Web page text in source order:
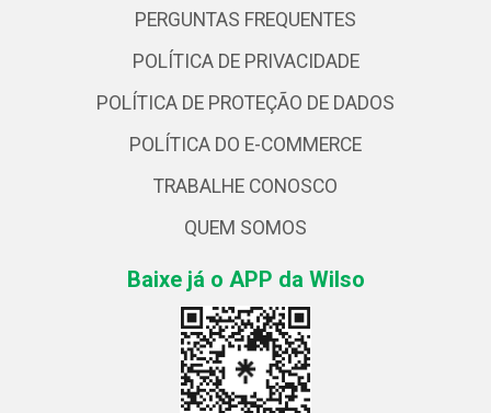
PERGUNTAS FREQUENTES
POLÍTICA DE PRIVACIDADE
POLÍTICA DE PROTEÇÃO DE DADOS
POLÍTICA DO E-COMMERCE
TRABALHE CONOSCO
QUEM SOMOS
Baixe já o APP da Wilso